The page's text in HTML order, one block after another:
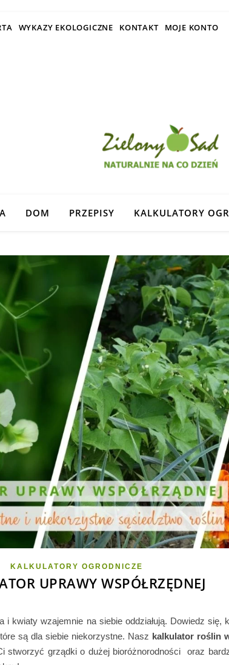
WYKAZY EKOLOGICZNE KONTAKT MOJE KONTO
DOM PRZEPISY KALKULATORY
KALKULATORY OGRODNICZE
UPRAWY WSPÓŁRZĘDNEJ
i kwiaty wzajemnie na siebie oddziałują. Dowiedz się,
są dla siebie niekorzystne. Nasz kalkulator roślin
stworzyć grządki o dużej bioróżnorodności oraz